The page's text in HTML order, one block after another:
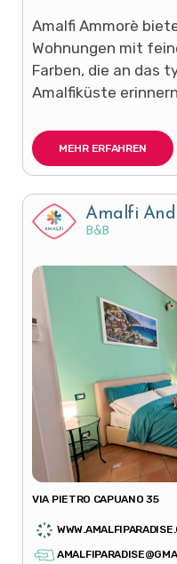
Amalfi Ammorè
Wohnungen mit
Farben, die an das
Amalfiküste
MEHR ERFAHREN
Amalfi
B&B
VIA PIETRO CAPUANO 35